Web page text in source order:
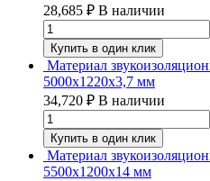
28,685 ₽ В наличии
Купить в один клик
Материал
5000х1220х3,7 мм
34,720 ₽ В наличии
Купить в один клик
Материал
5500х1200х14 мм